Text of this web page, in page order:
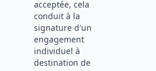
acceptée, cela
conduit à la
signature d'un
engagement
individuel à
destination de